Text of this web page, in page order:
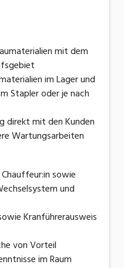
mit dem
im Lager und
Stapler oder je nach
direkt mit den Kunden
Wartungsarbeiten
sowie
und
Kranführerausweis
von Vorteil
im Raum